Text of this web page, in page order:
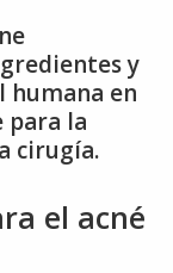
y
humana en
para la
cirugía.
el acné